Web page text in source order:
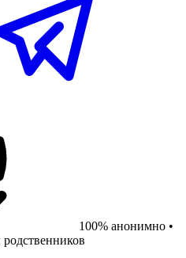
100% анонимно •